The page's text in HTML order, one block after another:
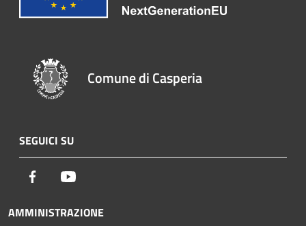
Comune di Casperia
SEGUICI SU
Facebook
AMMINISTRAZIONE